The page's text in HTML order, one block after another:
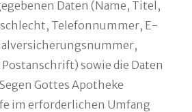
Daten (Name, Titel,
Telefonnummer, E-
Postanschrift) sowie die Daten
Gottes Apotheke
im erforderlichen Umfang